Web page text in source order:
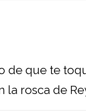
de que te
la rosca de